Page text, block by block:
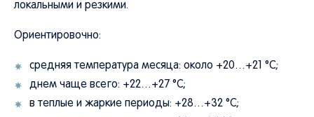
локальными и резкими.
Ориентировочно:
средняя температура месяца: около +20…+21 °C;
днем чаще всего: +22…+27 °C;
в теплые и жаркие периоды: +28…+32 °C;